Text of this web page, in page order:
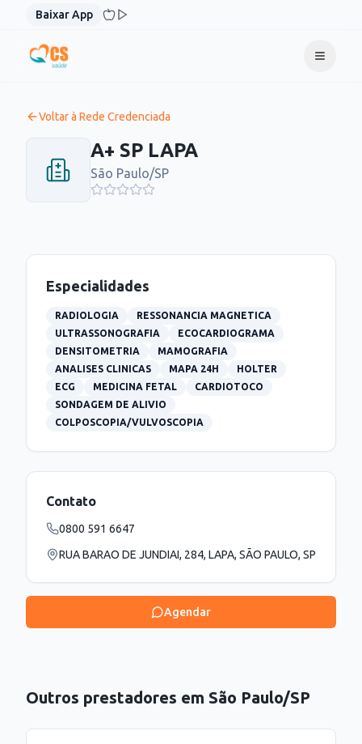
Pular para o conteúdo
Baixar App
Voltar à Rede Credenciada
A+ SP LAPA
São Paulo/SP
Especialidades
RADIOLOGIA
RESSONANCIA MAGNETICA
ULTRASSONOGRAFIA
ECOCARDIOGRAMA
DENSITOMETRIA
MAMOGRAFIA
ANALISES CLINICAS
MAPA 24H
HOLTER
ECG
MEDICINA FETAL
CARDIOTOCO
SONDAGEM DE ALIVIO
COLPOSCOPIA/VULVOSCOPIA
Contato
0800 591 6647
RUA BARAO DE JUNDIAI, 284, LAPA, SÃO PAULO, SP
Agendar
Outros prestadores em São Paulo/SP